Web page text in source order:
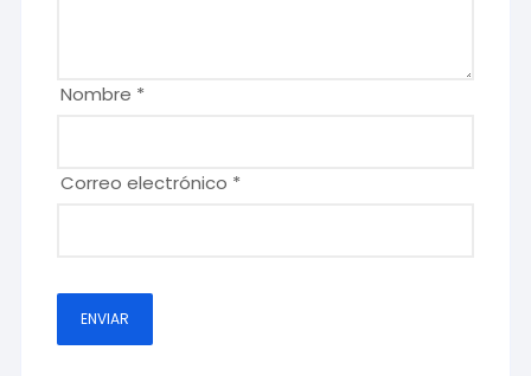
Nombre *
Correo electrónico *